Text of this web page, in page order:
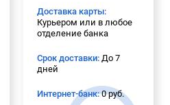
Доставка карты:
Курьером или в любое
отделение банка
Срок доставки: До 7
дней
Интернет-банк:0 руб.